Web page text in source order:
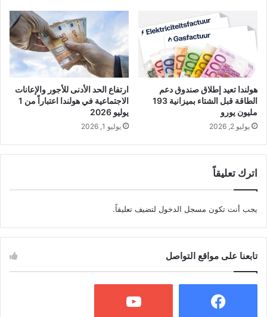
هولندا تعيد إطلاق صندوق دعم
الطاقة قبل الشتاء بميزانية 193
مليون يورو
يوليو 2, 2026
ارتفاع الحد الأدنى للأجور والإعانات
الاجتماعية في هولندا اعتباراً من 1
يوليو 2026
يوليو 1, 2026
اترك تعليقاً
يجب أنت تكون مسجل الدخول لتضيف تعليقاً.
تابعنا على مواقع التواصل